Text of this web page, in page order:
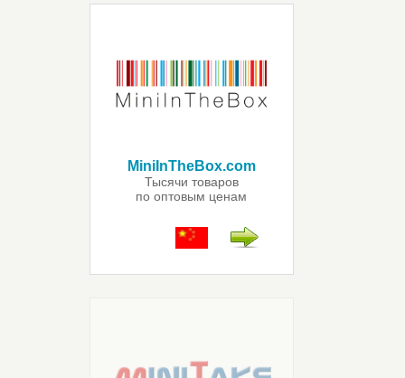
MiniInTheBox.com
Тысячи товаров
по оптовым ценам